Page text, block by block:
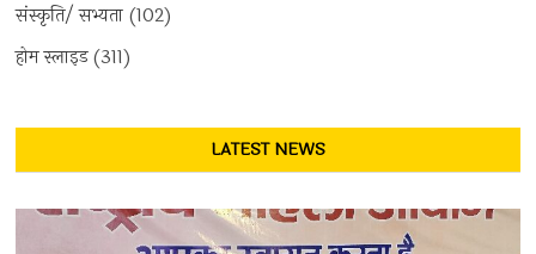
संस्कृति/ सभ्यता (102)
होम स्लाइड(311)
LATEST NEWS